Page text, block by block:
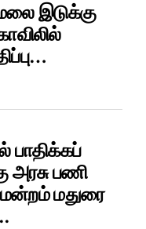
இடுக்கு
பாதிக்கப்
அரசு பணி
மதுரை